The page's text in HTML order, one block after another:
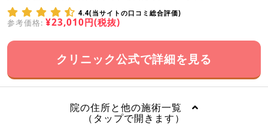
4.4(当サイトの口コミ総合評価)
参考価格: ¥23,010円(税抜)
クリニック公式で詳細を見る
院の住所と他の施術一覧
（タップで開きます）